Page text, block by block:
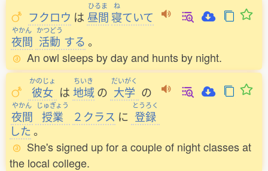
フクロウ は
ひるま
昼間
ね
寝ていて
やかん
夜間
かつどう
活動 する 。
An owl sleeps by day and hunts by night.
かのじょ
彼女 は
ちいき
地域 の
だいがく
大学 の
やかん
夜間
じゅぎょう
授業 ２クラス に
とうろく
登録
した。
She's signed up for a couple of night classes at
the local college.